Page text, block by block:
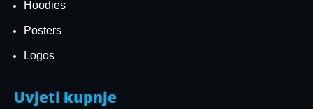
Hoodies
Posters
Logos
Uvjeti kupnje